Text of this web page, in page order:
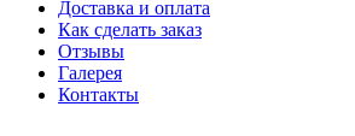
Доставка и оплата
Как сделать заказ
Отзывы
Галерея
Контакты